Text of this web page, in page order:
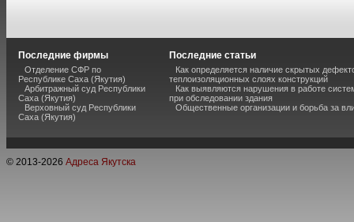
Последние фирмы
Отделение СФР по
Республике Саха (Якутия)
Арбитражный суд Республики
Саха (Якутия)
Верховный суд Республики
Саха (Якутия)
Последние статьи
Как определяется наличие скрытых
теплоизоляционных слоях конструкций
Как выявляются нарушения в работе
при обследовании здания
Общественные организации и борьба за
© 2013-2026 Адреса Якутска